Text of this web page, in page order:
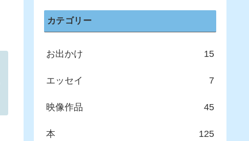
カテゴリー
お出かけ 15
エッセイ 7
映像作品 45
本 125